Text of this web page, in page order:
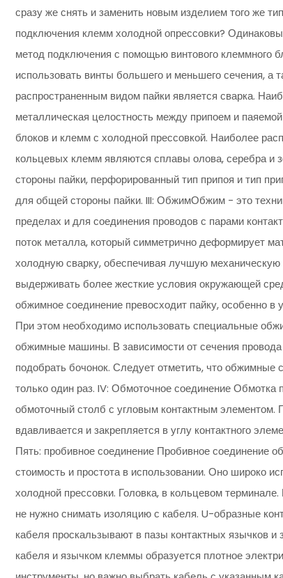
сразу же снять и заменить новым изделием того же
подключения клемм холодной опрессовки?
метод подключения с помощью винтового клеммного
использовать винты большего и меньшего сечения,
распространенным видом пайки является сварка.
металлическая целостность между припоем и
блоков и клемм с холодной прессовкой. Наиболее
кольцевых клемм являются сплавы олова, серебра и
стороны пайки, перфорированный тип припоя и тип
для общей стороны пайки. III: ОбжимОбжим - это
пределах и для соединения проводов с парами
поток металла, который симметрично деформирует
холодную сварку, обеспечивая лучшую механическую
выдерживать более жесткие условия окружающей
обжимное соединение превосходит пайку, особенно в
При этом необходимо использовать специальные
обжимные машины. В зависимости от сечения
подобрать бочонок. Следует отметить, что
только один раз. IV: Обмоточное соединение Обмотка
обмоточный столб с угловым контактным
вдавливается и закрепляется в углу контактного
Пять: пробивное соединение Пробивное соединение
стоимость и простота в использовании. Оно широко
холодной прессовки. Головка, в кольцевом
не нужно снимать изоляцию с кабеля. U-образные
кабеля проскальзывают в пазы контактных язычков
кабеля и язычком клеммы образуется плотное